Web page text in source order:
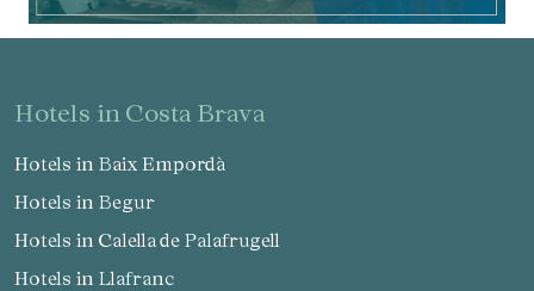
hotels in Costa Brava
Hotels in Baix Empordà
Hotels in Begur
Hotels in Calella de Palafrugell
Hotels in Llafranc